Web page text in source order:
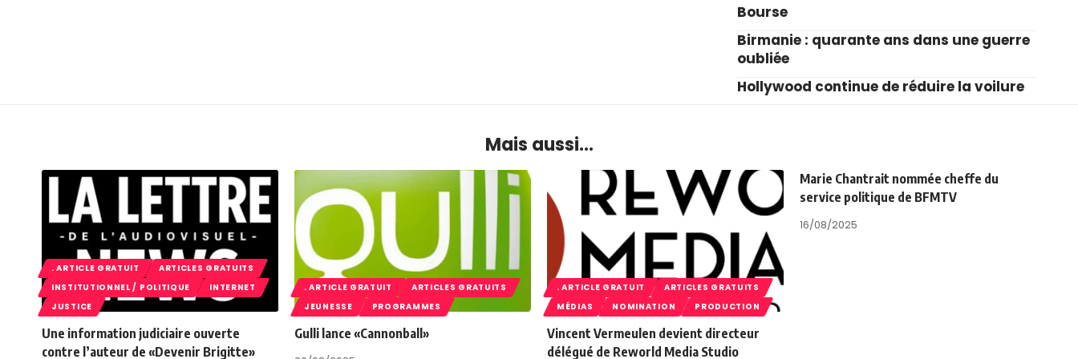
Bourse
Birmanie : quarante ans dans une guerre
oubliée
Hollywood continue de réduire la voilure
Mais aussi...
. ARTICLE GRATUIT
ARTICLES GRATUITS
INSTITUTIONNEL / POLITIQUE
INTERNET
JUSTICE
Une information judiciaire ouverte
contre l’auteur de «Devenir Brigitte»
. ARTICLE GRATUIT
ARTICLES GRATUITS
JEUNESSE
PROGRAMMES
Gulli lance «Cannonball»
. ARTICLE GRATUIT
ARTICLES GRATUITS
MÉDIAS
NOMINATION PRODUCTION
Vincent Vermeulen devient directeur
délégué de Reworld Media Studio
Marie Chantrait nommée cheffe du
service politique de BFMTV
16/08/2025